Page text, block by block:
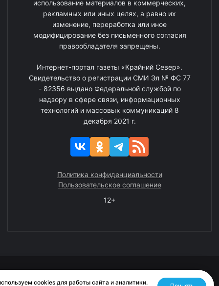
использование материалов в коммерческих,
рекламных или иных целях, а равно их
изменение, переработка или иное
модифицирование без письменного согласия
правообладателя запрещены.
Интернет-портал газеты «Крайний Север».
Свидетельство о регистрации СМИ Эл № ФС 77
- 82356 выдано Федеральной службой по
надзору в сфере связи, информационных
технологий и массовых коммуникаций 8
декабря 2021 г.
Политика конфиденциальности
Пользовательское соглашение
12+
cookies для работы сайта и аналитики.